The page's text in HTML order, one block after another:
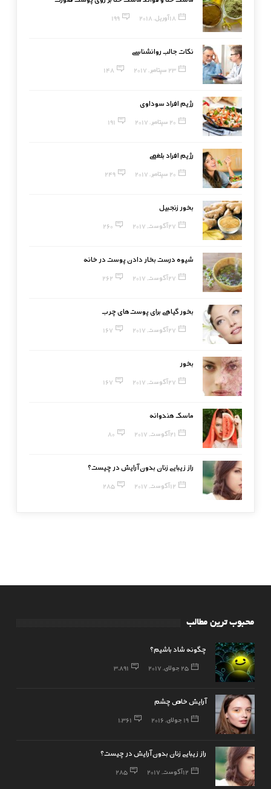
18 آوریل, 2018 199
نکات جالب روانشناسی
23 سپتامبر, 2017 148
رژیم افراد سوداوی
20 سپتامبر, 2017 191
رژیم افراد بلغمی
20 سپتامبر, 2017 249
بخور زنجبیل
27 آگوست, 2017 260
شیوه درست بخار دادن پوست در خانه
27 آگوست, 2017 262
بخور گیاهی برای پوست‌های چرب
27 آگوست, 2017 167
بخور
27 آگوست, 2017 167
ماسک هندوانه
21 آگوست, 2017 80
راز زیبایی زنان بدون آرایش در چیست؟
12 آگوست, 2017 285
محبوب ترین مطالب
چگونه شاد باشیم؟
25 جولای, 2017 3,891
آرایش خاص چشم
19 جولای, 2016 1,361
راز زیبایی زنان بدون آرایش در چیست؟
12 آگوست, 2017 285